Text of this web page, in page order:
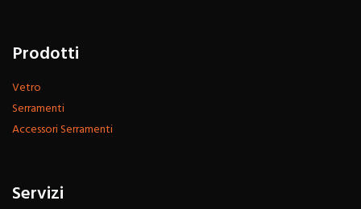
Prodotti
Vetro
Serramenti
Accessori Serramenti
Servizi